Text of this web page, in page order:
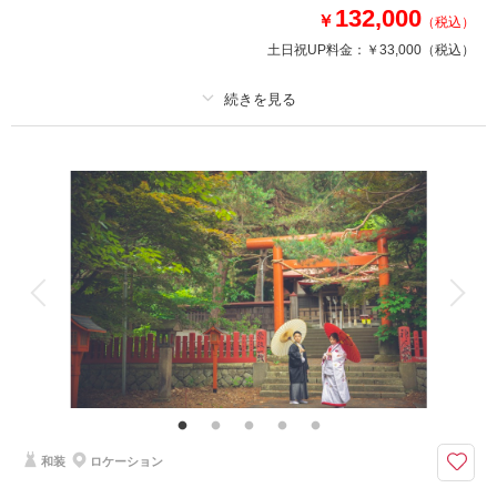
撮影日：2026年5月6日
相談予約する
来店・オンライン
撮影日の空き
を確認する
￥ 132,000 （税込）
土日祝UP料金： ￥33,000 （税込）
撮影料 新婦衣装1着 新郎衣装1着
着付け ヘアメイク 小物一式
アルバム データ 100 カット 台紙付写真
衣装追加 会食 挙式
家族と撮影 家族用衣装レンタル ペットと撮影
その他含むもの
移動費・アテンド・アートブーケレンタル・Yシャツレンタル・シューズレ
ンタル・クリーニング
Phtorait限定『CLESTA(A6サイズ)』プレゼント中！歴史が刻まれた家屋や
庭園が和装ロケーションフォトにぴったりな空間
和装 ロケーション